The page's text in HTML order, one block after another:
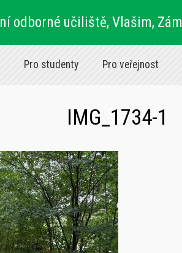
odborné učiliště, Vlašim,
Pro studenty Pro veřejnost
IMG_1734-1